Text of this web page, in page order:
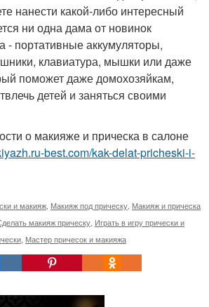
нанести какой-либо интересный
ни одна дама от новинок
- портативные аккумуляторы,
клавиатура, мышки или даже
поможет даже домохозяйкам,
детей и заняться своими
о макияже и прическа в салоне
best.com/kak-delat-pricheski-i-
и макияж, Макияж под прическу, Макияж и прическа
макияж прическу, Играть в игру прически и
, Мастер причесок и макияжа